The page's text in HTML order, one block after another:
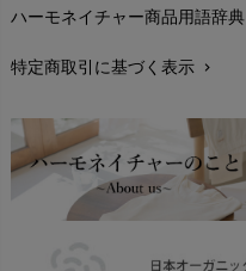
レビューを書こうchevron_right
返品交換chevron_right
FAXでのご注文
お問い合わせchevron_right
ハーモネイチャー商品用語辞典
特定商取引に基づく表示 chevron_right